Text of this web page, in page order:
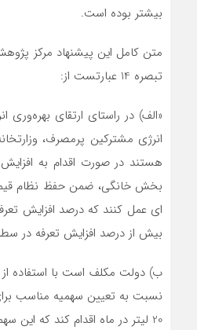
بیشتر بوده است.
متن کامل این پیشنهاد مرکز
تبصره 14 عبارتست از:
«الف) در راستای ارتقای بهره‌وری
انرژی مشترکین پرمصرف،
هستند در صورت اقدام به
بخش خانگی، ضمن حفظ نظام
ای عمل کنند که درصد افزایش
بیش از درصد افزایش تعرفه در
ب) دولت مکلف است با استفاده
نسبت به تعیین سهمیه مناسب برای
20 لیتر در ماه اقدام کند که